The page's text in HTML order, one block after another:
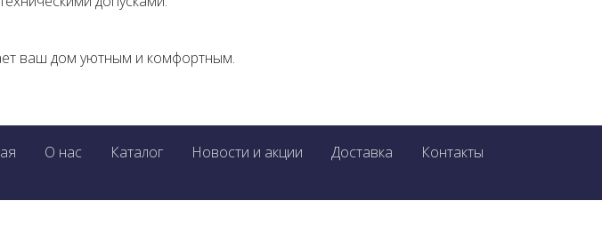
ваш дом уютным и комфортным.
О нас Каталог Новости и акции Доставка Контакты